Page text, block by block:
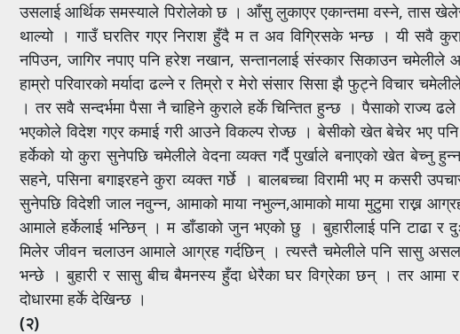
उसलाई आर्थिक समस्याले पिरोलेको छ । आँसु लुकाएर एकान्तमा वस्ने, तास
थाल्यो । गाउँ घरतिर गएर निराश हुँदै म त अव विग्रिसके भन्छ । यी सवै
नपिउन, जागिर नपाए पनि हरेश नखान, सन्तानलाई संस्कार सिकाउन
हाम्रो परिवारको मर्यादा ढल्ने र तिम्रो र मेरो संसार सिसा झै फुट्ने विचार
। तर सवै सन्दर्भमा पैसा नै चाहिने कुराले हर्के चिन्तित हुन्छ । पैसाको
भएकोले विदेश गएर कमाई गरी आउने विकल्प रोज्छ । बेसीको खेत बेचेर भए पनि
हर्केको यो कुरा सुनेपछि चमेलीले वेदना व्यक्त गर्दै पुर्खाले बनाएको खेत बेच्नु
सहने, पसिना बगाइरहने कुरा व्यक्त गर्छे । बालबच्चा विरामी भए म कसरी
सुनेपछि विदेशी जाल नवुन्न, आमाको माया नभुल्न,आमाको माया मुटुमा राख्न
आमाले हर्केलाई भन्छिन् । म डाँडाको जुन भएको छु । बुहारीलाई पनि टाढा र
मिलेर जीवन चलाउन आमाले आग्रह गर्दछिन् । त्यस्तै चमेलीले पनि सासु असल
भन्छे । बुहारी र सासु बीच बैमनस्य हुँदा धेरैका घर विग्रेका छन् । तर
दोधारमा हर्के देखिन्छ ।
(२)